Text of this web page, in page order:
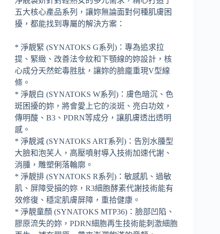
五大核心產品系列，讓妳無論面對何種肌膚困
擾，都能找到專屬的解決方案：
* 淨靚緊 (SYNATOKS G系列)：專為追求拉
提、緊緻、改善法令紋和下顎線的妳設計，核
心成分天然蛇毒胜肽，讓妳的臉龐重現V型線
條。
* 淨靚白 (SYNATOKS W系列)：膚色暗沉、色
斑困擾的妳，將會愛上它的淡斑、亮白功效，
傳明酸、B3、PDRN等成分，讓肌膚透出透明
感。
* 淨靚減 (SYNATOKS ART系列)：告別水腫型
大臉和泡芙人，高壓噴射導入技術加速代謝、
消腫，雕塑俐落輪廓。
* 淨靚排 (SYNATOKS R系列)：敏感肌、過敏
肌、屏障受損的妳，R3細胞酵素代謝技術能有
效修復、穩定肌膚屏障，重拾健康。
* 淨靚童顏 (SYNATOKS MTP36)：臉部凹陷、
膠原流失的妳，PDRN細胞再生技術能刺激細胞